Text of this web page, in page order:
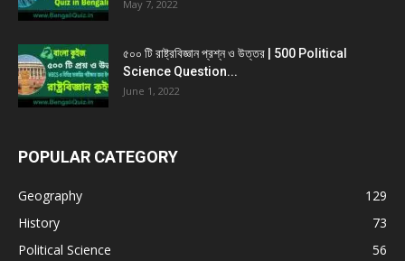
May 7, 2022
৫০০ টি রাষ্ট্রবিজ্ঞান প্রশ্ন ও উত্তর | 500 Political
Science Question...
June 1, 2022
POPULAR CATEGORY
Geography
129
History
73
Political Science
56